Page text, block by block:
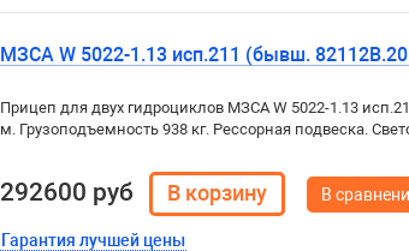
МЗСА W 5022-1.13 исп.211 (бывш.
Прицеп для двух гидроциклов МЗСА W 5022-1.13
м. Грузоподъемность 938 кг. Рессорная подвеска.
292600 руб
Гарантия лучшей цены
В